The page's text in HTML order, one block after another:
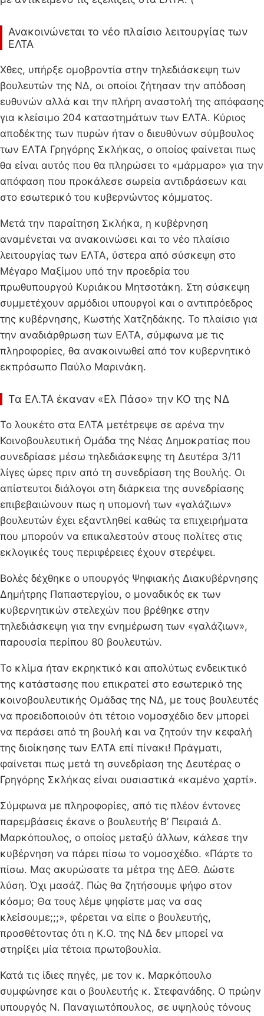
Ανακοινώνεται το νέο πλαίσιο λειτουργίας των
ΕΛΤΑ
Χθες, υπήρξε ομοβροντία στην τηλεδιάσκεψη των
βουλευτών της ΝΔ, οι οποίοι ζήτησαν την απόδοση
ευθυνών αλλά και την πλήρη αναστολή της απόφασης
για κλείσιμο 204 καταστημάτων των ΕΛΤΑ. Κύριος
αποδέκτης των πυρών ήταν ο διευθύνων σύμβουλος
των ΕΛΤΑ Γρηγόρης Σκλήκας, ο οποίος φαίνεται πως
θα είναι αυτός που θα πληρώσει το «μάρμαρο» για την
απόφαση που προκάλεσε σωρεία αντιδράσεων και
στο εσωτερικό του κυβερνώντος κόμματος.
Μετά την παραίτηση Σκλήκα, η κυβέρνηση
αναμένεται να ανακοινώσει και το νέο πλαίσιο
λειτουργίας των ΕΛΤΑ, ύστερα από σύσκεψη στο
Μέγαρο Μαξίμου υπό την προεδρία του
πρωθυπουργού Κυριάκου Μητσοτάκη. Στη σύσκεψη
συμμετέχουν αρμόδιοι υπουργοί και ο αντιπρόεδρος
της κυβέρνησης, Κωστής Χατζηδάκης. Το πλαίσιο για
την αναδιάρθρωση των ΕΛΤΑ, σύμφωνα με τις
πληροφορίες, θα ανακοινωθεί από τον κυβερνητικό
εκπρόσωπο Παύλο Μαρινάκη.
Τα ΕΛ.ΤΑ έκαναν «Ελ Πάσο» την ΚΟ της ΝΔ
Το λουκέτο στα ΕΛΤΑ μετέτρεψε σε αρένα την
Κοινοβουλευτική Ομάδα της Νέας Δημοκρατίας που
συνεδρίασε μέσω τηλεδιάσκεψης τη Δευτέρα 3/11
λίγες ώρες πριν από τη συνεδρίαση της Βουλής. Οι
απίστευτοι διάλογοι στη διάρκεια της συνεδρίασης
επιβεβαιώνουν πως η υπομονή των «γαλάζιων»
βουλευτών έχει εξαντληθεί καθώς τα επιχειρήματα
που μπορούν να επικαλεστούν στους πολίτες στις
εκλογικές τους περιφέρειες έχουν στερέψει.
Βολές δέχθηκε ο υπουργός Ψηφιακής Διακυβέρνησης
Δημήτρης Παπαστεργίου, ο μοναδικός εκ των
κυβερνητικών στελεχών που βρέθηκε στην
τηλεδιάσκεψη για την ενημέρωση των «γαλάζιων»,
παρουσία περίπου 80 βουλευτών.
Το κλίμα ήταν εκρηκτικό και απολύτως ενδεικτικό
της κατάστασης που επικρατεί στο εσωτερικό της
κοινοβουλευτικής Ομάδας της ΝΔ, με τους βουλευτές
να προειδοποιούν ότι τέτοιο νομοσχέδιο δεν μπορεί
να περάσει από τη βουλή και να ζητούν την κεφαλή
της διοίκησης των ΕΛΤΑ επί πίνακι! Πράγματι,
φαίνεται πως μετά τη συνεδρίαση της Δευτέρας ο
Γρηγόρης Σκλήκας είναι ουσιαστικά «καμένο χαρτί».
Σύμφωνα με πληροφορίες, από τις πλέον έντονες
παρεμβάσεις έκανε ο βουλευτής Β’ Πειραιά Δ.
Μαρκόπουλος, ο οποίος μεταξύ άλλων, κάλεσε την
κυβέρνηση να πάρει πίσω το νομοσχέδιο. «Πάρτε το
πίσω. Μας ακυρώσατε τα μέτρα της ΔΕΘ. Δώστε
λύση. Όχι μασάζ. Πώς θα ζητήσουμε ψήφο στον
κόσμο; Θα τους λέμε ψηφίστε μας να σας
κλείσουμε;;;», φέρεται να είπε ο βουλευτής,
προσθέτοντας ότι η Κ.Ο. της ΝΔ δεν μπορεί να
στηρίξει μία τέτοια πρωτοβουλία.
Κατά τις ίδιες πηγές, με τον κ. Μαρκόπουλο
συμφώνησε και ο βουλευτής κ. Στεφανάδης. Ο πρώην
υπουργός Ν. Παναγιωτόπουλος, σε υψηλούς τόνους